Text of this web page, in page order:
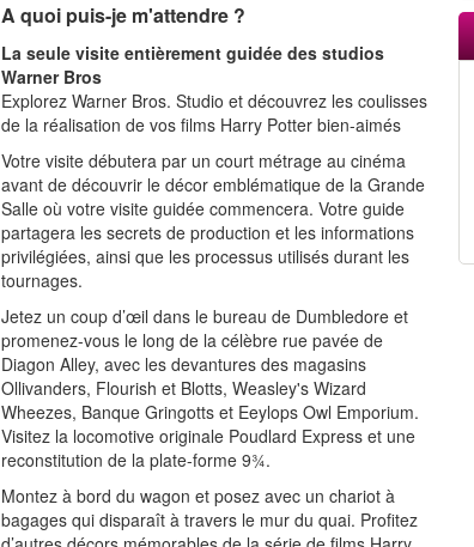
A quoi puis-je m'attendre ?
La seule visite entièrement guidée des studios
Warner Bros
Explorez Warner Bros. Studio et découvrez les coulisses
de la réalisation de vos films Harry Potter bien-aimés
Votre visite débutera par un court métrage au cinéma
avant de découvrir le décor emblématique de la Grande
Salle où votre visite guidée commencera. Votre guide
partagera les secrets de production et les informations
privilégiées, ainsi que les processus utilisés durant les
tournages.
Jetez un coup d’œil dans le bureau de Dumbledore et
promenez-vous le long de la célèbre rue pavée de
Diagon Alley, avec les devantures des magasins
Ollivanders, Flourish et Blotts, Weasley's Wizard
Wheezes, Banque Gringotts et Eeylops Owl Emporium.
Visitez la locomotive originale Poudlard Express et une
reconstitution de la plate-forme 9¾.
Montez à bord du wagon et posez avec un chariot à
bagages qui disparaît à travers le mur du quai. Profitez